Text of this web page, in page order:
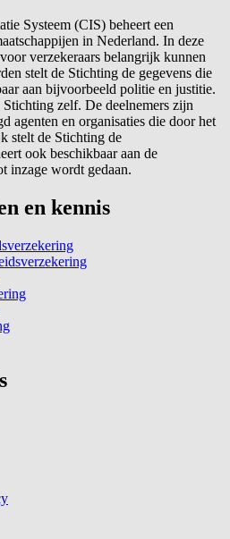
Systeem (CIS) beheert een
in Nederland. In deze
verzekeraars belangrijk kunnen
stelt de Stichting de gegevens die
aan bijvoorbeeld politie en justitie.
zelf. De deelnemers zijn
agenten en organisaties die door het
stelt de Stichting de
ook beschikbaar aan de
inzage wordt gedaan.
en kennis